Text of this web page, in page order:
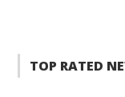
TOP RATED